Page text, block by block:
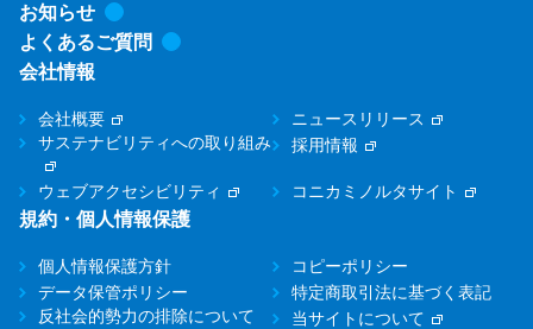
お知らせ
よくあるご質問
会社情報
会社概要
ニュースリリース
サステナビリティへの取り組み
採用情報
ウェブアクセシビリティ コニカミノルタサイト
規約・個人情報保護
個人情報保護方針
コピーポリシー
データ保管ポリシー
特定商取引法に基づく表記
反社会的勢力の排除について
当サイトについて